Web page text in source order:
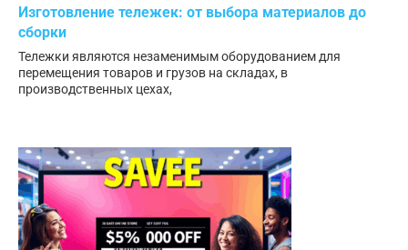
Изготовление тележек: от выбора материалов до
сборки
Тележки являются незаменимым оборудованием для
перемещения товаров и грузов на складах, в
производственных цехах,